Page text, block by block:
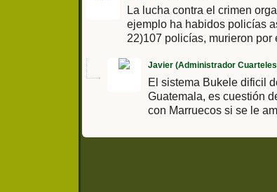
La lucha contra el crimen
ejemplo ha habidos policías
22)107 policías, murieron
Javier (Administrador
El sistema Bukele dificil
Guatemala, es cuestión
con Marruecos si se le